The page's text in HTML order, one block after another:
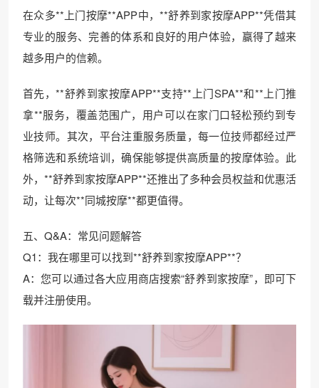
在众多**上门按摩**APP中，**舒养到家按摩APP**凭借其
专业的服务、完善的体系和良好的用户体验，赢得了越来
越多用户的信赖。
首先，**舒养到家按摩APP**支持**上门SPA**和**上门推
拿**服务，覆盖范围广，用户可以在家门口轻松预约到专
业技师。其次，平台注重服务质量，每一位技师都经过严
格筛选和系统培训，确保能够提供高质量的按摩体验。此
外，**舒养到家按摩APP**还推出了多种会员权益和优惠活
动，让每次**同城按摩**都更值得。
五、Q&A：常见问题解答
Q1：我在哪里可以找到**舒养到家按摩APP**？
A：您可以通过各大应用商店搜索“舒养到家按摩”，即可下
载并注册使用。